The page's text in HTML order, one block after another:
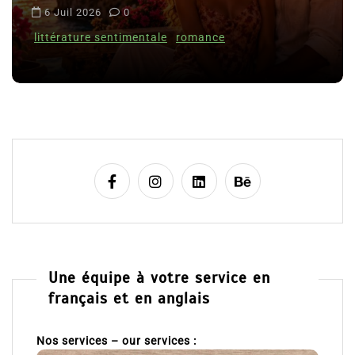
i
c
e
6 Juil 2026 0
littérature sentimentale romance
Une équipe à votre service en
français et en anglais
Nos services – our services :